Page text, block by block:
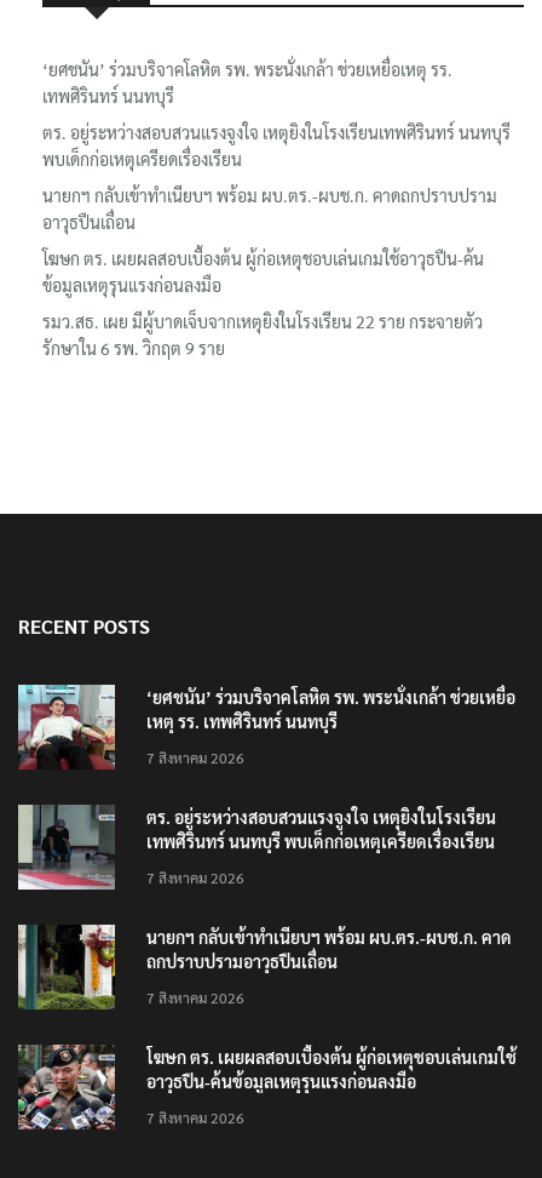
‘ยศชนัน’ ร่วมบริจาคโลหิต รพ. พระนั่งเกล้า ช่วยเหยื่อเหตุ รร.
เทพศิรินทร์ นนทบุรี
ตร. อยู่ระหว่างสอบสวนแรงจูงใจ เหตุยิงในโรงเรียนเทพศิรินทร์ นนทบุรี
พบเด็กก่อเหตุเครียดเรื่องเรียน
นายกฯ กลับเข้าทำเนียบฯ พร้อม ผบ.ตร.-ผบช.ก. คาดถกปราบปราม
อาวุธปืนเถื่อน
โฆษก ตร. เผยผลสอบเบื้องต้น ผู้ก่อเหตุชอบเล่นเกมใช้อาวุธปืน-ค้น
ข้อมูลเหตุรุนแรงก่อนลงมือ
รมว.สธ. เผย มีผู้บาดเจ็บจากเหตุยิงในโรงเรียน 22 ราย กระจายตัว
รักษาใน 6 รพ. วิกฤต 9 ราย
RECENT POSTS
‘ยศชนัน’ ร่วมบริจาคโลหิต รพ. พระนั่งเกล้า ช่วยเหยื่อ
เหตุ รร. เทพศิรินทร์ นนทบุรี
7 สิงหาคม 2026
ตร. อยู่ระหว่างสอบสวนแรงจูงใจ เหตุยิงในโรงเรียน
เทพศิรินทร์ นนทบุรี พบเด็กก่อเหตุเครียดเรื่องเรียน
7 สิงหาคม 2026
นายกฯ กลับเข้าทำเนียบฯ พร้อม ผบ.ตร.-ผบช.ก. คาด
ถกปราบปรามอาวุธปืนเถื่อน
7 สิงหาคม 2026
โฆษก ตร. เผยผลสอบเบื้องต้น ผู้ก่อเหตุชอบเล่นเกมใช้
อาวุธปืน-ค้นข้อมูลเหตุรุนแรงก่อนลงมือ
7 สิงหาคม 2026